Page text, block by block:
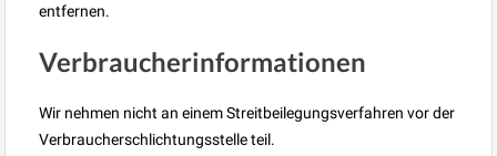
entfernen.
Verbraucherinformationen
Wir nehmen nicht an einem Streitbeilegungsverfahren vor der
Verbraucherschlichtungsstelle teil.